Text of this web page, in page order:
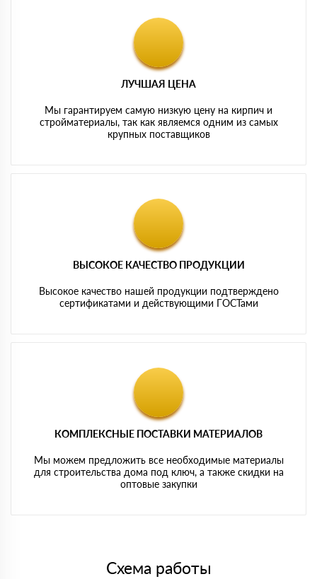
ЛУЧШАЯ ЦЕНА
Мы гарантируем самую низкую цену на кирпич и
стройматериалы, так как являемся одним из самых
крупных поставщиков
ВЫСОКОЕ КАЧЕСТВО ПРОДУКЦИИ
Высокое качество нашей продукции подтверждено
сертификатами и действующими ГОСТами
КОМПЛЕКСНЫЕ ПОСТАВКИ МАТЕРИАЛОВ
Мы можем предложить все необходимые материалы
для строительства дома под ключ, а также скидки на
оптовые закупки
Схема работы